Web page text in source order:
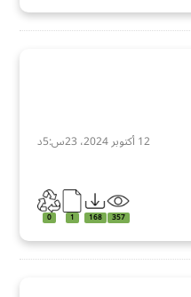
12 أكتوبر 2024، 23س:5د
357
168
1
0